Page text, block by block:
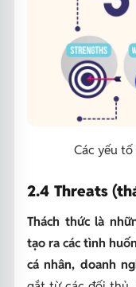
Các yếu
2.4 Threats
Thách thức là
tạo ra các tình
cá nhân, doanh